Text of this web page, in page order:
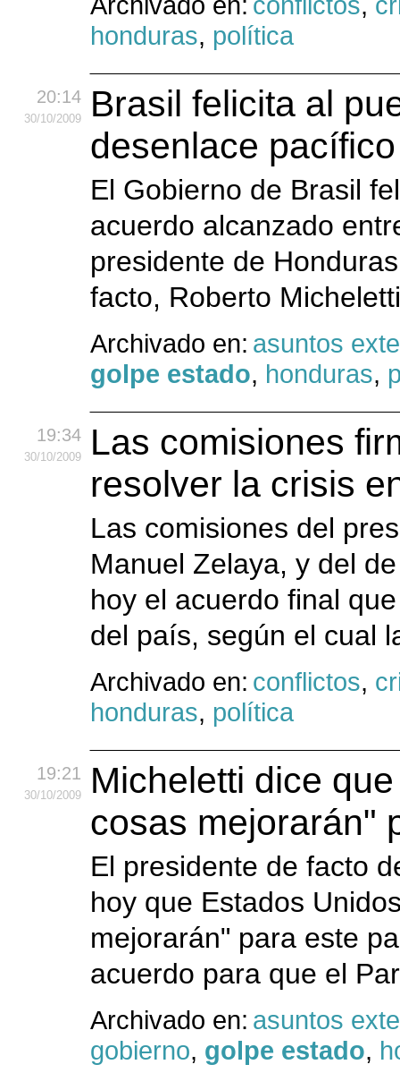
honduras, política
20:14
30/10/2009
Brasil felicita al
desenlace
El Gobierno de Brasil
acuerdo alcanzado
presidente de
facto, Roberto
Archivado en: asuntos
golpe estado, honduras,
19:34
30/10/2009
Las comisiones
resolver la crisis
Las comisiones del
Manuel Zelaya, y del
hoy el acuerdo final
del país, según el cual
Archivado en: conflictos,
honduras, política
19:21
30/10/2009
Micheletti dice
cosas mejorarán"
El presidente de facto
hoy que Estados
mejorarán" para este
acuerdo para que el
Archivado en: asuntos
gobierno, golpe estado,